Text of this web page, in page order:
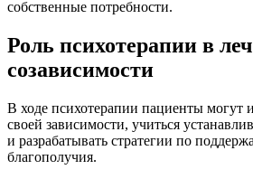
собственные потребности.
Роль психотерапии в
созависимости
В ходе психотерапии пациенты могут
своей зависимости, учиться
и разрабатывать стратегии по
благополучия.